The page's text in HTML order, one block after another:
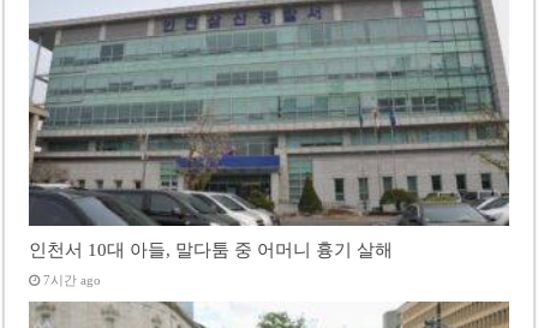
인천서 10대 아들, 말다툼 중 어머니 흉기 살해
7시간 ago